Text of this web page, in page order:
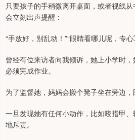
只要孩子的手稍微离开桌面，或者视线
会立刻出声提醒：
“手放好，别乱动！”“眼睛看哪儿呢，专
曾经有位来访者向我倾诉，她上小学时
必须完成作业。
为了监督她，妈妈会搬个凳子坐在旁边，
一旦发现她有任何小动作，比如咬指甲
地斥责。